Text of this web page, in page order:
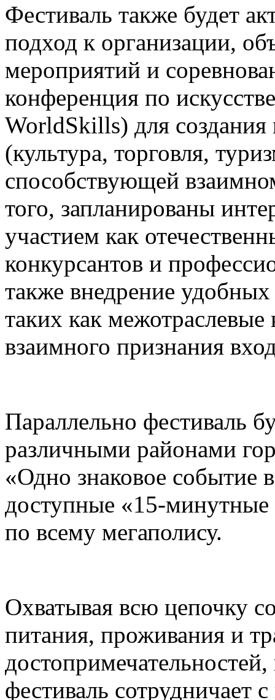
Фестиваль также будет
подход к организации,
мероприятий и
конференция по
WorldSkills) для
(культура, торговля,
способствующей
того, запланированы
участием как
конкурсантов и
также внедрение
таких как
взаимного признания
Параллельно фестиваль
различными районами
«Одно знаковое событие
доступные «15-минутные
по всему мегаполису.
Охватывая всю цепочку
питания, проживания и
фестиваль сотрудничает